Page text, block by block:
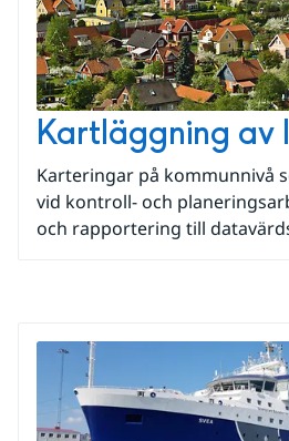
Kartläggning av
Karteringar på kommunnivå
vid kontroll- och
och rapportering till